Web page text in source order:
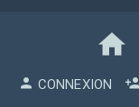
CONNEXION